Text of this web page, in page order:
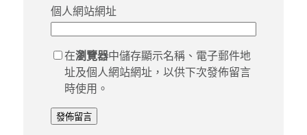
個人網站網址
在瀏覽器中儲存顯示名稱、電子郵件地
址及個人網站網址，以供下次發佈留言
時使用。